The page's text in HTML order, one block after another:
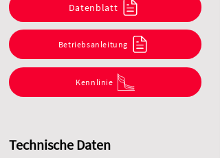
Datenblatt
Betriebsanleitung
Kennlinie
Technische Daten